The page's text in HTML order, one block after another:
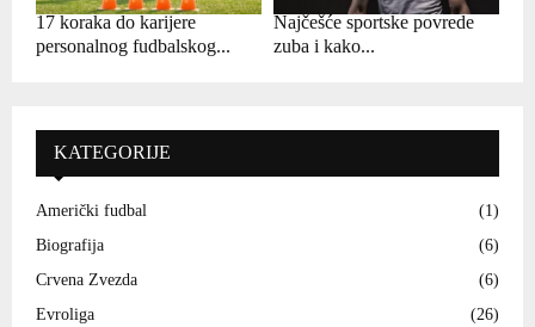
17 koraka do karijere
personalnog fudbalskog...
Najčešće sportske povrede
zuba i kako...
KATEGORIJE
Američki fudbal
(1)
Biografija
(6)
Crvena Zvezda
(6)
Evroliga
(26)